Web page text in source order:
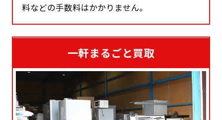
料などの手数料はかかりません。
一軒まるごと買取